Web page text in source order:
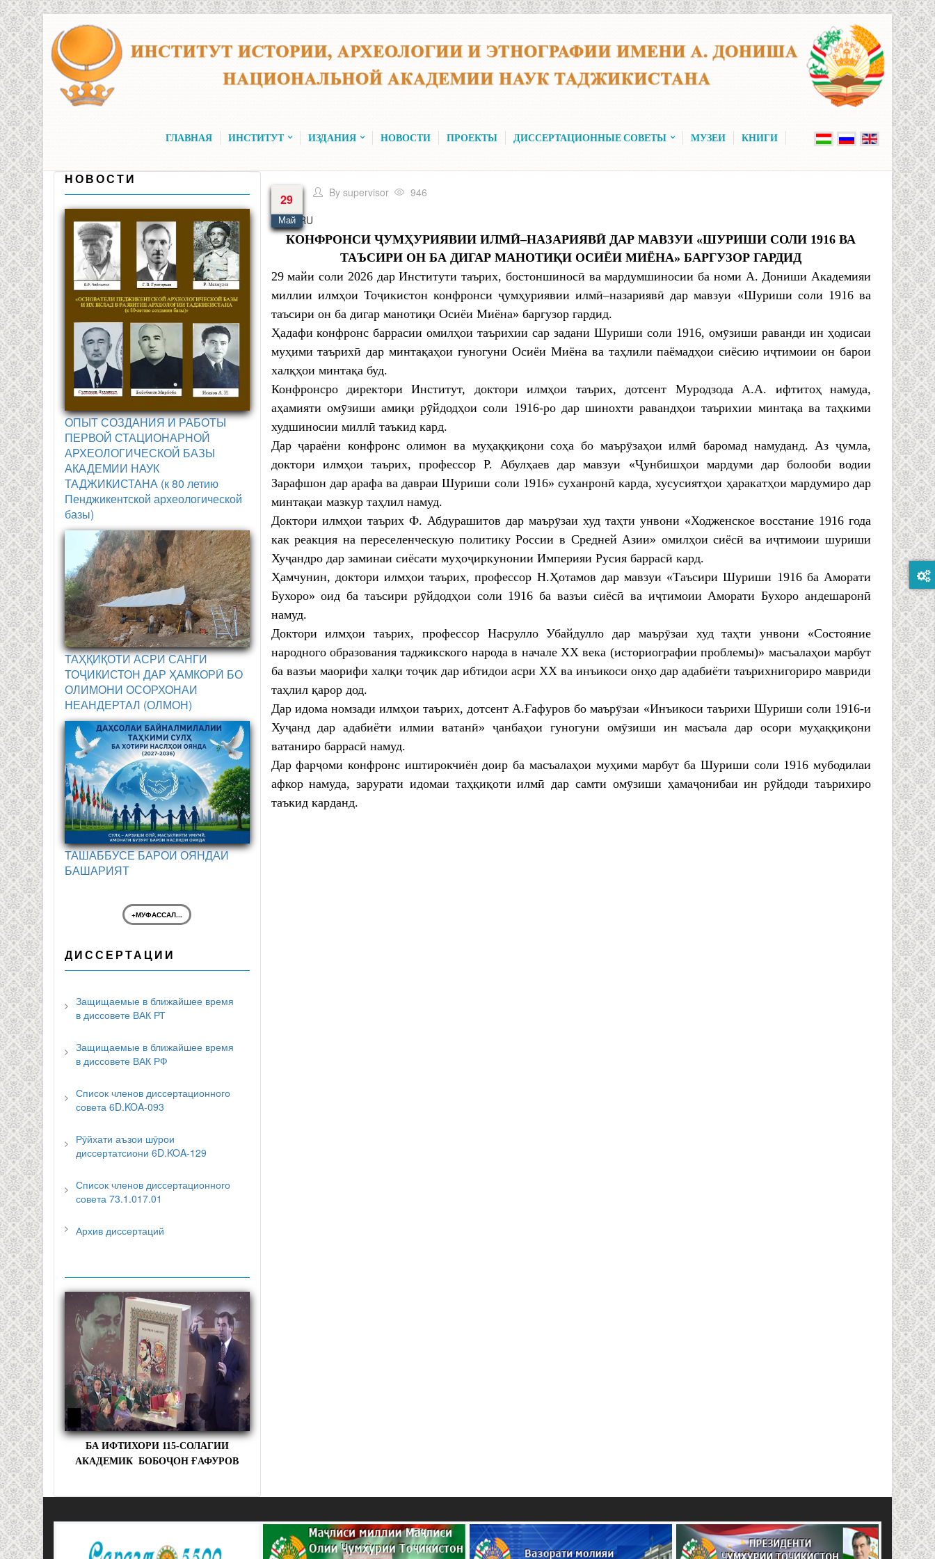
Перейти к основному содержанию
ГЛАВНАЯ ИНСТИТУТ ИЗДАНИЯ НОВОСТИ ПРОЕКТЫ ДИССЕРТАЦИОННЫЕ СОВЕТЫ МУЗЕИ КНИГИ
29
Май
By supervisor
946
Язык RU
КОНФРОНСИ ҶУМҲУРИЯВИИ ИЛМӢ–НАЗАРИЯВӢ ДАР МАВЗУИ «ШУРИШИ СОЛИ 1916 ВА
ТАЪСИРИ ОН БА ДИГАР МАНОТИҚИ ОСИЁИ МИЁНА» БАРГУЗОР ГАРДИД
29 майи соли 2026 дар Институти таърих, бостоншиносӣ ва мардумшиносии ба номи А. Дониши Академияи
миллии илмҳои Тоҷикистон конфронси ҷумҳуриявии илмӣ–назариявӣ дар мавзуи «Шуриши соли 1916 ва
таъсири он ба дигар манотиқи Осиёи Миёна» баргузор гардид.
Ҳадафи конфронс баррасии омилҳои таърихии сар задани Шуриши соли 1916, омӯзиши раванди ин ҳодисаи
муҳими таърихӣ дар минтақаҳои гуногуни Осиёи Миёна ва таҳлили паёмадҳои сиёсию иҷтимоии он барои
халқҳои минтақа буд.
Конфронсро директори Институт, доктори илмҳои таърих, дотсент Муродзода А.А. ифтитоҳ намуда,
аҳамияти омӯзиши амиқи рӯйдодҳои соли 1916-ро дар шинохти равандҳои таърихии минтақа ва таҳкими
худшиносии миллӣ таъкид кард.
Дар ҷараёни конфронс олимон ва муҳаққиқони соҳа бо маърӯзаҳои илмӣ баромад намуданд. Аз ҷумла,
доктори илмҳои таърих, профессор Р. Абулҳаев дар мавзуи «Ҷунбишҳои мардуми дар болооби водии
Зарафшон дар арафа ва давраи Шуриши соли 1916» суханронӣ карда, хусусиятҳои ҳаракатҳои мардумиро дар
минтақаи мазкур таҳлил намуд.
Доктори илмҳои таърих Ф. Абдурашитов дар маърӯзаи худ таҳти унвони «Ходженское восстание 1916 года
как реакция на переселенческую политику России в Средней Азии» омилҳои сиёсӣ ва иҷтимоии шуриши
Хуҷандро дар заминаи сиёсати муҳоҷиркунонии Империяи Русия баррасӣ кард.
Ҳамчунин, доктори илмҳои таърих, профессор Н.Ҳотамов дар мавзуи «Таъсири Шуриши 1916 ба Аморати
Бухоро» оид ба таъсири рӯйдодҳои соли 1916 ба вазъи сиёсӣ ва иҷтимоии Аморати Бухоро андешаронӣ
намуд.
Доктори илмҳои таърих, профессор Насрулло Убайдулло дар маърӯзаи худ таҳти унвони «Состояние
народного образования таджикского народа в начале XX века (историографии проблемы)» масъалаҳои марбут
ба вазъи маорифи халқи тоҷик дар ибтидои асри XX ва инъикоси онҳо дар адабиёти таърихнигориро мавриди
таҳлил қарор дод.
Дар идома номзади илмҳои таърих, дотсент А.Ғафуров бо маърӯзаи «Инъикоси таърихи Шуриши соли 1916-и
Хуҷанд дар адабиёти илмии ватанӣ» ҷанбаҳои гуногуни омӯзиши ин масъала дар осори муҳаққиқони
ватаниро баррасӣ намуд.
Дар фарҷоми конфронс иштирокчиён доир ба масъалаҳои муҳими марбут ба Шуриши соли 1916 мубодилаи
афкор намуда, зарурати идомаи таҳқиқоти илмӣ дар самти омӯзиши ҳамаҷонибаи ин рӯйдоди таърихиро
таъкид карданд.
НОВОСТИ
ОПЫТ СОЗДАНИЯ И РАБОТЫ
ПЕРВОЙ СТАЦИОНАРНОЙ
АРХЕОЛОГИЧЕСКОЙ БАЗЫ
АКАДЕМИИ НАУК
ТАДЖИКИСТАНА (к 80 летию
Пенджикентской археологической
базы)
ТАҲҚИҚОТИ АСРИ САНГИ
ТОҶИКИСТОН ДАР ҲАМКОРӢ БО
ОЛИМОНИ ОСОРХОНАИ
НЕАНДЕРТАЛ (ОЛМОН)
ТАШАББУСЕ БАРОИ ОЯНДАИ
БАШАРИЯТ
+МУФАССАЛ...
ДИССЕРТАЦИИ
Защищаемые в ближайшее время
в диссовете ВАК РТ
Защищаемые в ближайшее время
в диссовете ВАК РФ
Список членов диссертационного
совета 6D.KOA-093
Рӯйхати аъзои шӯрои
диссертатсиони 6D.KOA-129
Список членов диссертационного
совета 73.1.017.01
Архив диссертаций
БА ИФТИХОРИ 115-СОЛАГИИ
АКАДЕМИК БОБОҶОН ҒАФУРОВ